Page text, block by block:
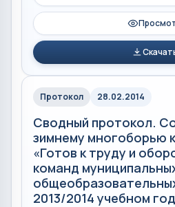
Протокол 28.02.2014
Сводный протокол.
зимнему многоборью
«Готов к труду и
команд
2013/2014 учебном